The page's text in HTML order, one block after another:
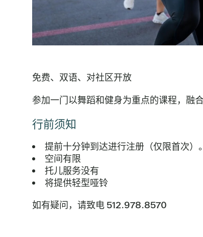
免费、双语、对社区开放
参加一门以舞蹈和健身为重点的课程，融
行前须知
提前十分钟到达进行注册（仅限首次）。
空间有限
托儿服务没有
将提供轻型哑铃
如有疑问，请致电 512.978.8570